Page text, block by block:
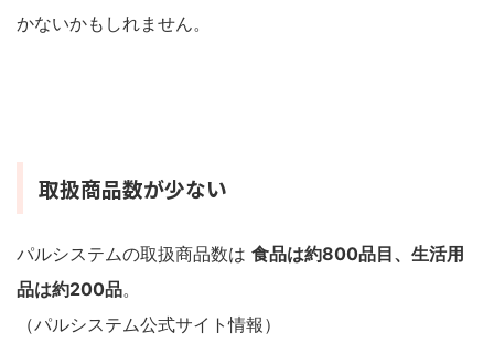
かないかもしれません。
取扱商品数が少ない
パルシステムの取扱商品数は 食品は約800品目、生活用
品は約200品。
（パルシステム公式サイト情報）